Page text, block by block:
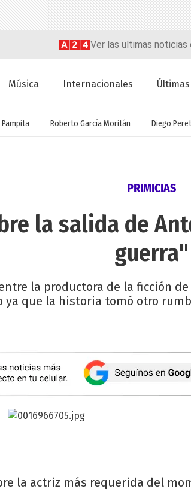
Ver las ultimas noticias
Música Internacionales
Pampita Roberto García Moritán Diego
PRIMICIAS
la salida de
guerra"
la productora de la ficción
ya que la historia tomó otro
la actriz más requerida del